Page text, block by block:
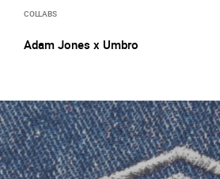
COLLABS
Adam Jones x Umbro